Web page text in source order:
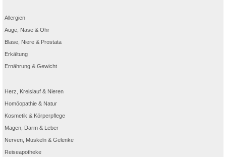
Allergien
Auge, Nase & Ohr
Blase, Niere & Prostata
Erkältung
Ernährung & Gewicht
Herz, Kreislauf & Nieren
Homöopathie & Natur
Kosmetik & Körperpflege
Magen, Darm & Leber
Nerven, Muskeln & Gelenke
Reiseapotheke